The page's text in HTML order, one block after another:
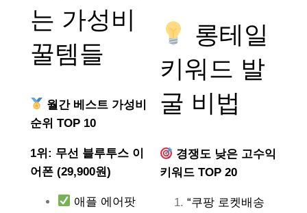
는 가성비
꿀템들
월간 베스트 가성비
순위 TOP 10
1위: 무선 블루투스 이
어폰 (29,900원)
애플 에어팟
롱테일
키워드 발
굴 비법
경쟁도 낮은 고수익
키워드 TOP 20
“쿠팡 로켓배송